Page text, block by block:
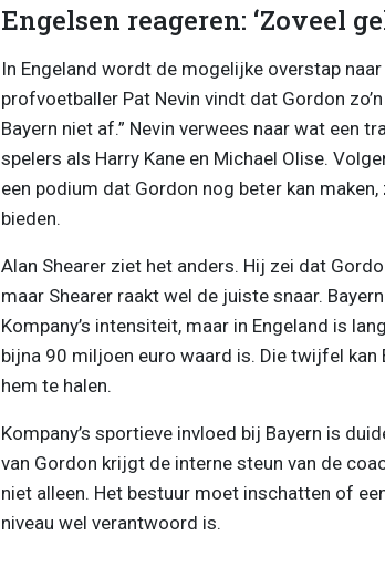
Engelsen reageren: ‘Zoveel
In Engeland wordt de mogelijke overstap
profvoetballer Pat Nevin vindt dat Gordon
Bayern niet af.” Nevin verwees naar wat een
spelers als Harry Kane en Michael Olise.
een podium dat Gordon nog beter kan
bieden.
Alan Shearer ziet het anders. Hij zei dat
maar Shearer raakt wel de juiste snaar.
Kompany’s intensiteit, maar in Engeland is
bijna 90 miljoen euro waard is. Die twijfel
hem te halen.
Kompany’s sportieve invloed bij Bayern is
van Gordon krijgt de interne steun van de
niet alleen. Het bestuur moet inschatten of
niveau wel verantwoord is.